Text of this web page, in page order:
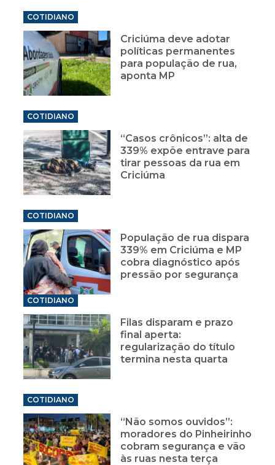
COTIDIANO
Criciúma deve adotar
políticas permanentes
para população de rua,
aponta MP
COTIDIANO
“Casos crônicos”: alta de
339% expõe entrave para
tirar pessoas da rua em
Criciúma
COTIDIANO
População de rua dispara
339% em Criciúma e MP
cobra diagnóstico após
pressão por segurança
COTIDIANO
Filas disparam e prazo
final aperta:
regularização do título
termina nesta quarta
COTIDIANO
“Não somos ouvidos”:
moradores do Pinheirinho
cobram segurança e vão
às ruas nesta terça